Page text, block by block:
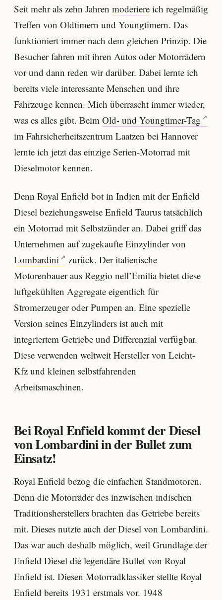
Seit mehr als zehn Jahren moderiere ich regelmäßig
Treffen von Oldtimern und Youngtimern. Das
funktioniert immer nach dem gleichen Prinzip. Die
Besucher fahren mit ihren Autos oder Motorrädern
vor und dann reden wir darüber. Dabei lernte ich
bereits viele interessante Menschen und ihre
Fahrzeuge kennen. Mich überrascht immer wieder,
was es alles gibt. Beim Old- und Youngtimer-Tag
im Fahrsicherheitszentrum Laatzen bei Hannover
lernte ich jetzt das einzige Serien-Motorrad mit
Dieselmotor kennen.
Denn Royal Enfield bot in Indien mit der Enfield
Diesel beziehungsweise Enfield Taurus tatsächlich
ein Motorrad mit Selbstzünder an. Dabei griff das
Unternehmen auf zugekaufte Einzylinder von
Lombardini
zurück. Der italienische
Motorenbauer aus Reggio nell’Emilia bietet diese
luftgekühlten Aggregate eigentlich für
Stromerzeuger oder Pumpen an. Eine spezielle
Version seines Einzylinders ist auch mit
integriertem Getriebe und Differenzial verfügbar.
Diese verwenden weltweit Hersteller von Leicht-
Kfz und kleinen selbstfahrenden
Arbeitsmaschinen.
Bei Royal Enfield kommt der Diesel
von Lombardini in der Bullet zum
Einsatz!
Royal Enfield bezog die einfachen Standmotoren.
Denn die Motorräder des inzwischen indischen
Traditionsherstellers brachten das Getriebe bereits
mit. Dieses nutzte auch der Diesel von Lombardini.
Das war auch deshalb möglich, weil Grundlage der
Enfield Diesel die legendäre Bullet von Royal
Enfield ist. Diesen Motorradklassiker stellte Royal
Enfield bereits 1931 erstmals vor. 1948